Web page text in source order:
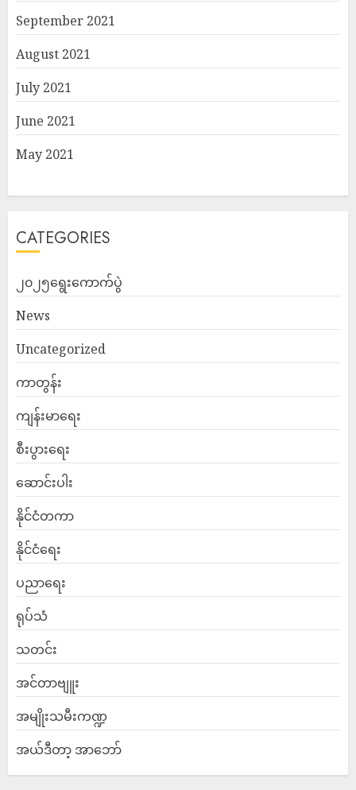
September 2021
August 2021
July 2021
June 2021
May 2021
CATEGORIES
၂၀၂၅ရွေးကောက်ပွဲ
News
Uncategorized
ကာတွန်း
ကျန်းမာရေး
စီးပွားရေး
ဆောင်းပါး
နိုင်ငံတကာ
နိုင်ငံရေး
ပညာရေး
ရုပ်သံ
သတင်း
အင်တာဗျူး
အမျိုးသမီးကဏ္ဍ
အယ်ဒီတာ့ အာဘော်